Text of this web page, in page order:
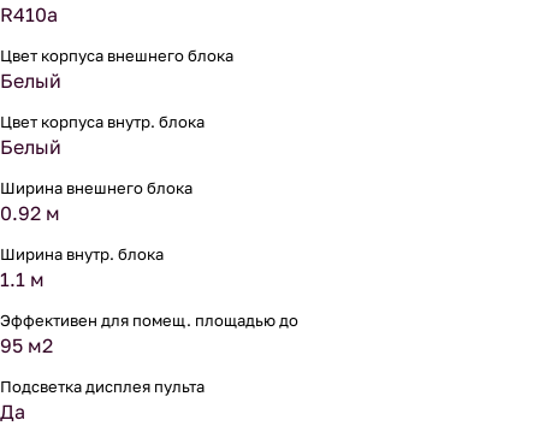
R410a
Цвет корпуса внешнего блока
Белый
Цвет корпуса внутр. блока
Белый
Ширина внешнего блока
0.92 м
Ширина внутр. блока
1.1 м
Эффективен для помещ. площадью до
95 м2
Подсветка дисплея пульта
Да